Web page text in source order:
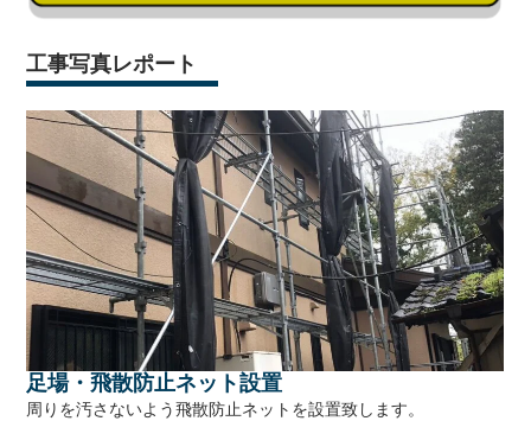
工事写真レポート
足場・飛散防止ネット設置
周りを汚さないよう飛散防止ネットを設置致します。